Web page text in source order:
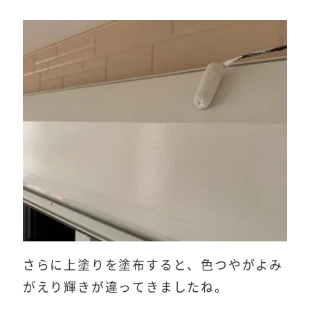
さらに上塗りを塗布すると、色つやがよみ
がえり輝きが違ってきましたね。